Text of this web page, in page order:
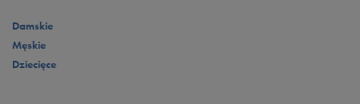
streetwearowe, jak również casualowe stylizacje.
Damskie
Męskie
Dziecięce